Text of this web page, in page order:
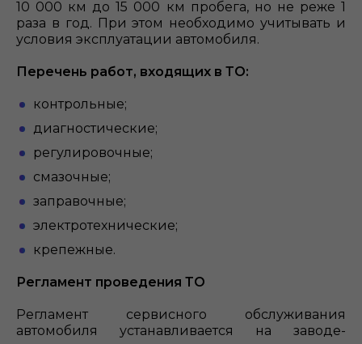
10 000 км до 15 000 км пробега, но не реже 1
раза в год. При этом необходимо учитывать и
условия эксплуатации автомобиля.
Перечень работ, входящих в ТО:
контрольные;
диагностические;
регулировочные;
смазочные;
заправочные;
электротехнические;
крепежные.
Регламент проведения ТО
Регламент сервисного обслуживания
автомобиля устанавливается на заводе-